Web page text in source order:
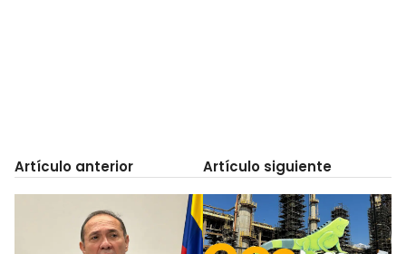
Artículo anterior Artículo siguiente